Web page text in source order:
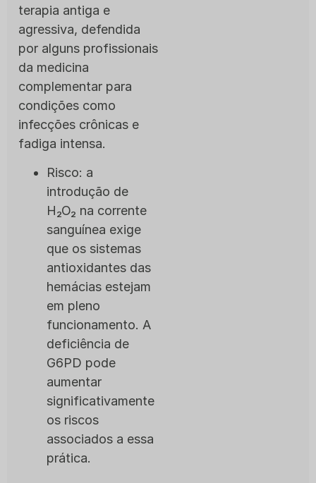
terapia antiga e
agressiva, defendida
por alguns profissionais
da medicina
complementar para
condições como
infecções crônicas e
fadiga intensa.
Risco: a
introdução de
H₂O₂ na corrente
sanguínea exige
que os sistemas
antioxidantes das
hemácias estejam
em pleno
funcionamento. A
deficiência de
G6PD pode
aumentar
significativamente
os riscos
associados a essa
prática.